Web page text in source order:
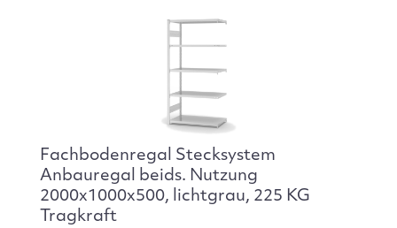
Fachbodenregal Stecksystem
Anbauregal beids. Nutzung
2000x1000x500, lichtgrau, 225 KG
Tragkraft